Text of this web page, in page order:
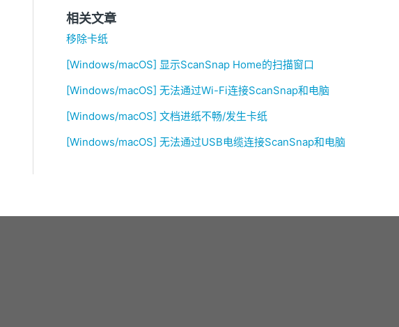
相关文章
移除卡纸
[Windows/macOS] 显示ScanSnap Home的扫描窗口
[Windows/macOS] 无法通过Wi-Fi连接ScanSnap和电脑
[Windows/macOS] 文档进纸不畅/发生卡纸
[Windows/macOS] 无法通过USB电缆连接ScanSnap和电脑